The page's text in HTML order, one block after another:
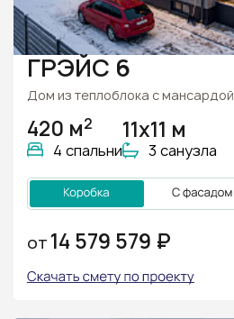
ГРЭЙС 6
Дом из теплоблока с мансардой
420 м2
4 спальни
11х11 м
3 санузла
ОТ 14 579 579 ₽